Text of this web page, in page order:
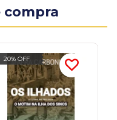
compra
20% OFF